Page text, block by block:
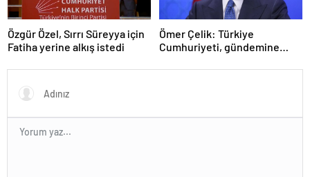
Özgür Özel, Sırrı Süreyya için
Fatiha yerine alkış istedi
Ömer Çelik: Türkiye
Cumhuriyeti, gündemine